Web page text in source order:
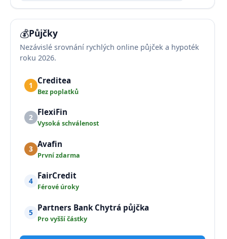
💰Půjčky
Nezávislé srovnání rychlých online půjček a hypoték
roku 2026.
1 Creditea
Bez poplatků
2 FlexiFin
Vysoká schválenost
3 Avafin
První zdarma
4 FairCredit
Férové úroky
5 Partners Bank Chytrá půjčka
Pro vyšší částky